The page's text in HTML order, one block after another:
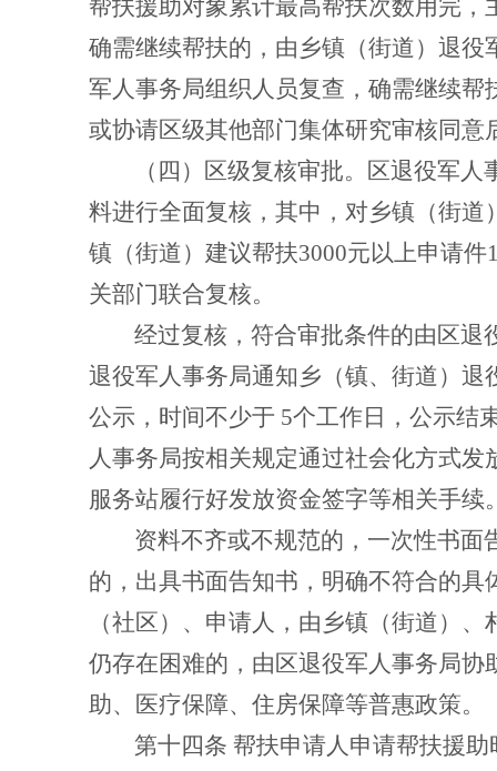
帮扶援助对象累计最高帮扶次数用完
确需继续帮扶的，由乡镇（街道）退
军人事务局组织人员复查，确需继续
或协请区级其他部门集体研究审核同意
（四）区级复核审批。
区退役军人
料进行全面复核，其中，对乡镇（街道
镇（街道）建议帮扶3000元以上申请件
关部门联合复核。
经过复核，符合审批条件的由区退
退役军人事务局通知乡（镇、街道）
公示，时间不少于 5个工作日，公示结
人事务局按相关规定通过社会化方式
服务站履行好发放资金签字等相关手续
资料不齐或不规范的，一次性书
的，出具书面告知书，明确不符合的
（社区）、申请人，由乡镇（街道）
仍存在困难的，由区退役军人事务局
助、医疗保障、住房保障等普惠政策。
第十四条 帮扶申请人申请帮扶援